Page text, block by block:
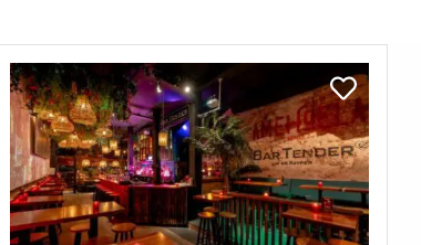
Bekijk
Bar
Tender
Bar
Tender